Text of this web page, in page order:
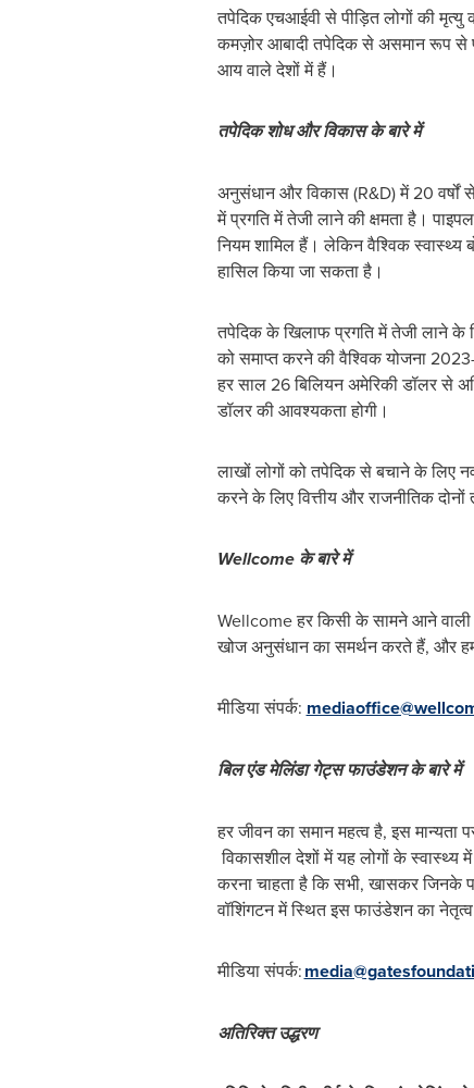
तपेदिक एचआईवी से पीड़ित लोगों की मृत्यु
कमज़ोर आबादी तपेदिक से असमान रूप से
आय वाले देशों में हैं।
तपेदिकशोधऔरविकास केबारेमें
अनुसंधान और विकास (R&D) में 20 वर्षों
में प्रगति में तेजी लाने की क्षमता है।
नियम शामिल हैं। लेकिन वैश्विक
हासिल किया जा सकता है।
तपेदिक के खिलाफ प्रगति में तेजी लाने के
को समाप्त करने की वैश्विक योजना
हर साल 26 बिलियन अमेरिकी डॉलर से
डॉलर की आवश्यकता होगी।
लाखों लोगों को तपेदिक से बचाने के लिए
करने के लिए वित्तीय और राजनीतिक
Wellcome केबारेमें
Wellcome हर किसी के सामने आने वाली
खोज अनुसंधान का समर्थन करते हैं, और हम
मीडिया संपर्क:
बिलएंड मेलिंडा गेट्स फाउंडेशनकेबारेमें
हर जीवन का समान महत्‍व है, इस
विकासशील देशों में यह लोगों के स्‍वास्‍थ्‍य
करना चाहता है कि सभी, खासकर
वॉशिंगटन में स्थित इस फाउंडेशन का नेतृत्‍व
मीडिया संपर्क:
अतिरिक्तउद्धरण